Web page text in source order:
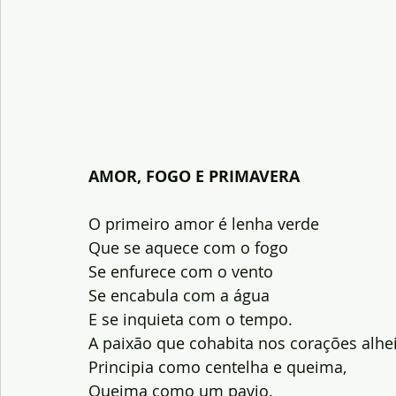
AMOR, FOGO E PRIMAVERA
O primeiro amor é lenha verde
Que se aquece com o fogo
Se enfurece com o vento
Se encabula com a água
E se inquieta com o tempo.
A paixão que cohabita nos corações
Principia como centelha e queima,
Queima como um pavio.